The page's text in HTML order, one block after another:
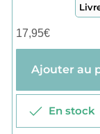
17,95€
Ajouter au
En stock